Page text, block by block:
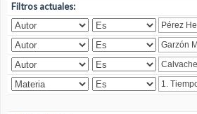
Filtros actuales: